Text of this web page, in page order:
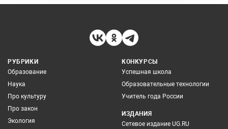
РУБРИКИ
Образование
Наука
Про культуру
Про закон
Экология
КОНКУРСЫ
Успешная школа
Образовательные технологии
Учитель года России
ИЗДАНИЯ
Сетевое издание UG.RU